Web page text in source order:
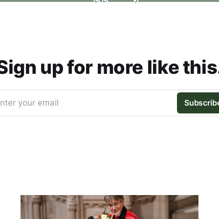
up for more like
your email